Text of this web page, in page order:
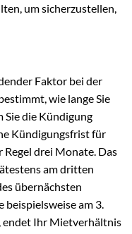
um sicherzustellen,
Faktor bei der
wie lange Sie
Sie die Kündigung
Kündigungsfrist für
drei Monate. Das
am dritten
übernächsten
beispielsweise am 3.
endet Ihr Mietverhältnis